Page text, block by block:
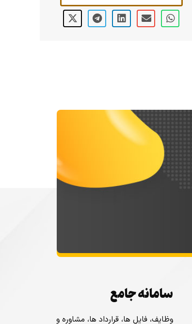
سامانه جامع
وظایف، فایل ها، قرارداد ها، مشاوره و